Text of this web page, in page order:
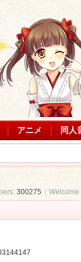
アニメ 同人
300275